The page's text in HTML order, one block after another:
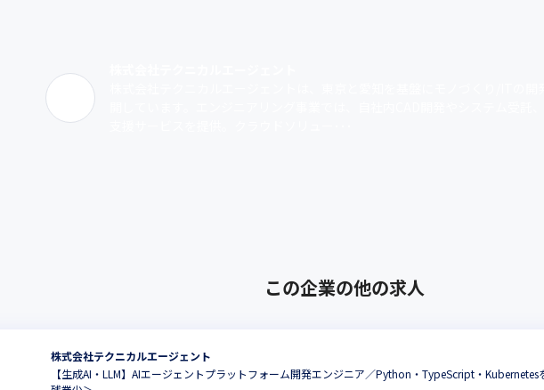
この企業の他の求人
株式会社テクニカルエージェント
【生成AI・LLM】AIエージェントプラットフォーム開発エンジニア／Python・TypeScript・